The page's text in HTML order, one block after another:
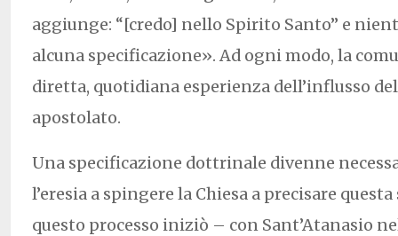
aggiunge: “[credo] nello Spirito Santo” e
alcuna specificazione». Ad ogni modo, la
diretta, quotidiana esperienza dell’influsso
apostolato.
Una specificazione dottrinale divenne
l’eresia a spingere la Chiesa a precisare questa
questo processo iniziò – con Sant’Atanasio